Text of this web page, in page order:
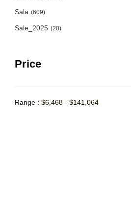
Sala (609)
Sale_2025 (20)
Price
Range : $6,468 - $141,064